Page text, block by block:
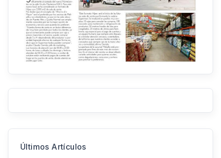
Últimos Artículos